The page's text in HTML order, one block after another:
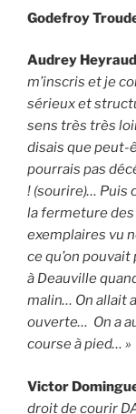
Godefroy
Audrey
m’inscris et je
sérieux et
sens très très
disais que peut-
pourrais pas
! (sourire)… Puis
la fermeture des
exemplaires vu
ce qu’on
à Deauville
malin… On allait
ouverte… On a
course à pied… »
Victor
droit de courir